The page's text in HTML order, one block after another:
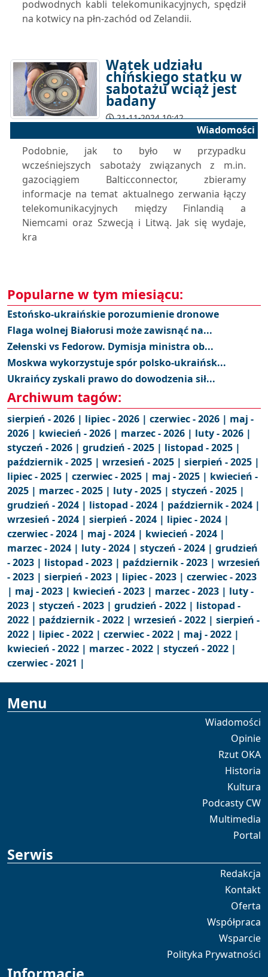
podwodnych kabli telekomunikacyjnych, spędził
na kotwicy na płn-zachód od Zelandii.
Wątek udziału
chińskiego statku w
sabotażu wciąż jest
badany
21-11-2024 10:42
Wiadomości
Podobnie, jak to było w przypadku
wcześniejszych sabotaży związanych z m.in.
gazociągiem Balticconnector, zbieramy
informacje na temat aktualnego zerwania łączy
telekomunikacyjnych między Finlandią a
Niemcami oraz Szwecją i Litwą. Jak się wydaje,
kra
Popularne w tym miesiącu:
Estońsko-ukraińskie porozumienie dronowe
Flaga wolnej Białorusi może zawisnąć na...
Zełenski vs Fedorow. Dymisja ministra ob...
Moskwa wykorzystuje spór polsko-ukraińsk...
Ukraińcy zyskali prawo do dowodzenia sił...
Archiwum tagów:
sierpień - 2026 | lipiec - 2026 | czerwiec - 2026 | maj -
2026 | kwiecień - 2026 | marzec - 2026 | luty - 2026 |
styczeń - 2026 | grudzień - 2025 | listopad - 2025 |
październik - 2025 | wrzesień - 2025 | sierpień - 2025 |
lipiec - 2025 | czerwiec - 2025 | maj - 2025 | kwiecień -
2025 | marzec - 2025 | luty - 2025 | styczeń - 2025 |
grudzień - 2024 | listopad - 2024 | październik - 2024 |
wrzesień - 2024 | sierpień - 2024 | lipiec - 2024 |
czerwiec - 2024 | maj - 2024 | kwiecień - 2024 |
marzec - 2024 | luty - 2024 | styczeń - 2024 | grudzień
- 2023 | listopad - 2023 | październik - 2023 | wrzesień
- 2023 | sierpień - 2023 | lipiec - 2023 | czerwiec - 2023
| maj - 2023 | kwiecień - 2023 | marzec - 2023 | luty -
2023 | styczeń - 2023 | grudzień - 2022 | listopad -
2022 | październik - 2022 | wrzesień - 2022 | sierpień -
2022 | lipiec - 2022 | czerwiec - 2022 | maj - 2022 |
kwiecień - 2022 | marzec - 2022 | styczeń - 2022 |
czerwiec - 2021 |
Menu
Wiadomości
Opinie
Rzut OKA
Historia
Kultura
Podcasty CW
Multimedia
Portal
Serwis
Redakcja
Kontakt
Oferta
Współpraca
Wsparcie
Polityka Prywatności